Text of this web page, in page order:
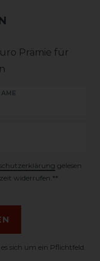
Prämie für
gelesen
widerrufen.**
sich um ein Pflichtfeld.